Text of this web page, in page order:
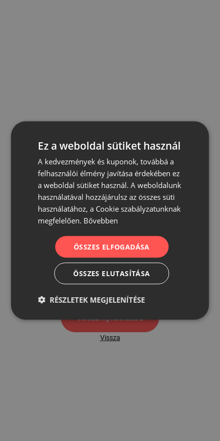
500
Vissza nyítóoldalra
Vissza
Ez a weboldal sütiket használ
A kedvezmények és kuponok, továbbá a
felhasználói élmény javítása érdekében ez
a weboldal sütiket használ. A weboldalunk
használatával hozzájárulsz az összes süti
használatához, a Cookie szabályzatunknak
megfelelően. Bővebben
ÖSSZES ELFOGADÁSA
ÖSSZES ELUTASÍTÁSA
RÉSZLETEK MEGJELENÍTÉSE